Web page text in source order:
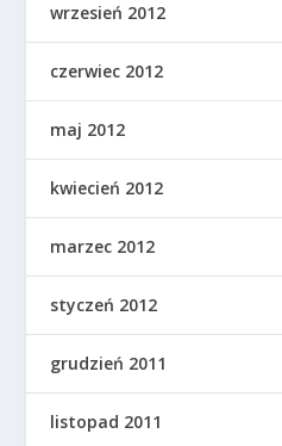
wrzesień 2012
czerwiec 2012
maj 2012
kwiecień 2012
marzec 2012
styczeń 2012
grudzień 2011
listopad 2011